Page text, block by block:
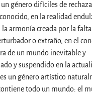
género difíciles de
en la realidad
armonía creada por la
o extraño, en el
de un mundo inevitable y
y suspendido en la
es un género artístico
todo un mundo: el